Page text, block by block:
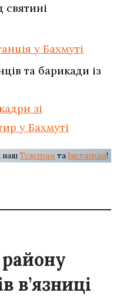
у Бахмуті
та барикади із
зі
у Бахмуті
нашТелеграм та Інстаграм!
в’язниці